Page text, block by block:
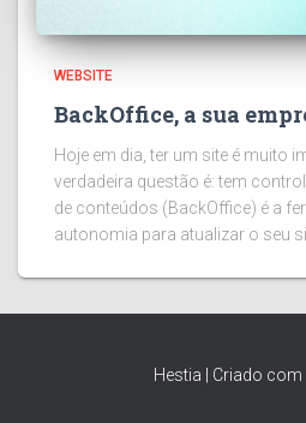
WEBSITE
BackOffice, a sua
Hoje em dia, ter um site é muito
verdadeira questão é: tem
de conteúdos (BackOffice) é a
autonomia para atualizar o seu
Hestia | Criado com